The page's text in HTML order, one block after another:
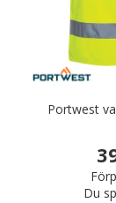
Portwest
Du